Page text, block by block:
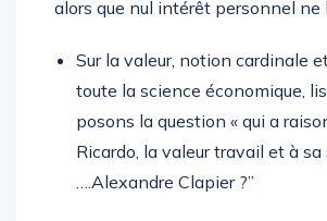
alors que nul intérêt personnel ne
Sur la valeur, notion cardinale
toute la science économique,
posons la question « qui a
Ricardo, la valeur travail et à sa
….Alexandre Clapier ?”